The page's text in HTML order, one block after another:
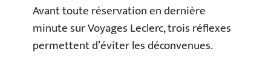
Avant toute réservation en dernière
minute sur Voyages Leclerc, trois réflexes
permettent d’éviter les déconvenues.